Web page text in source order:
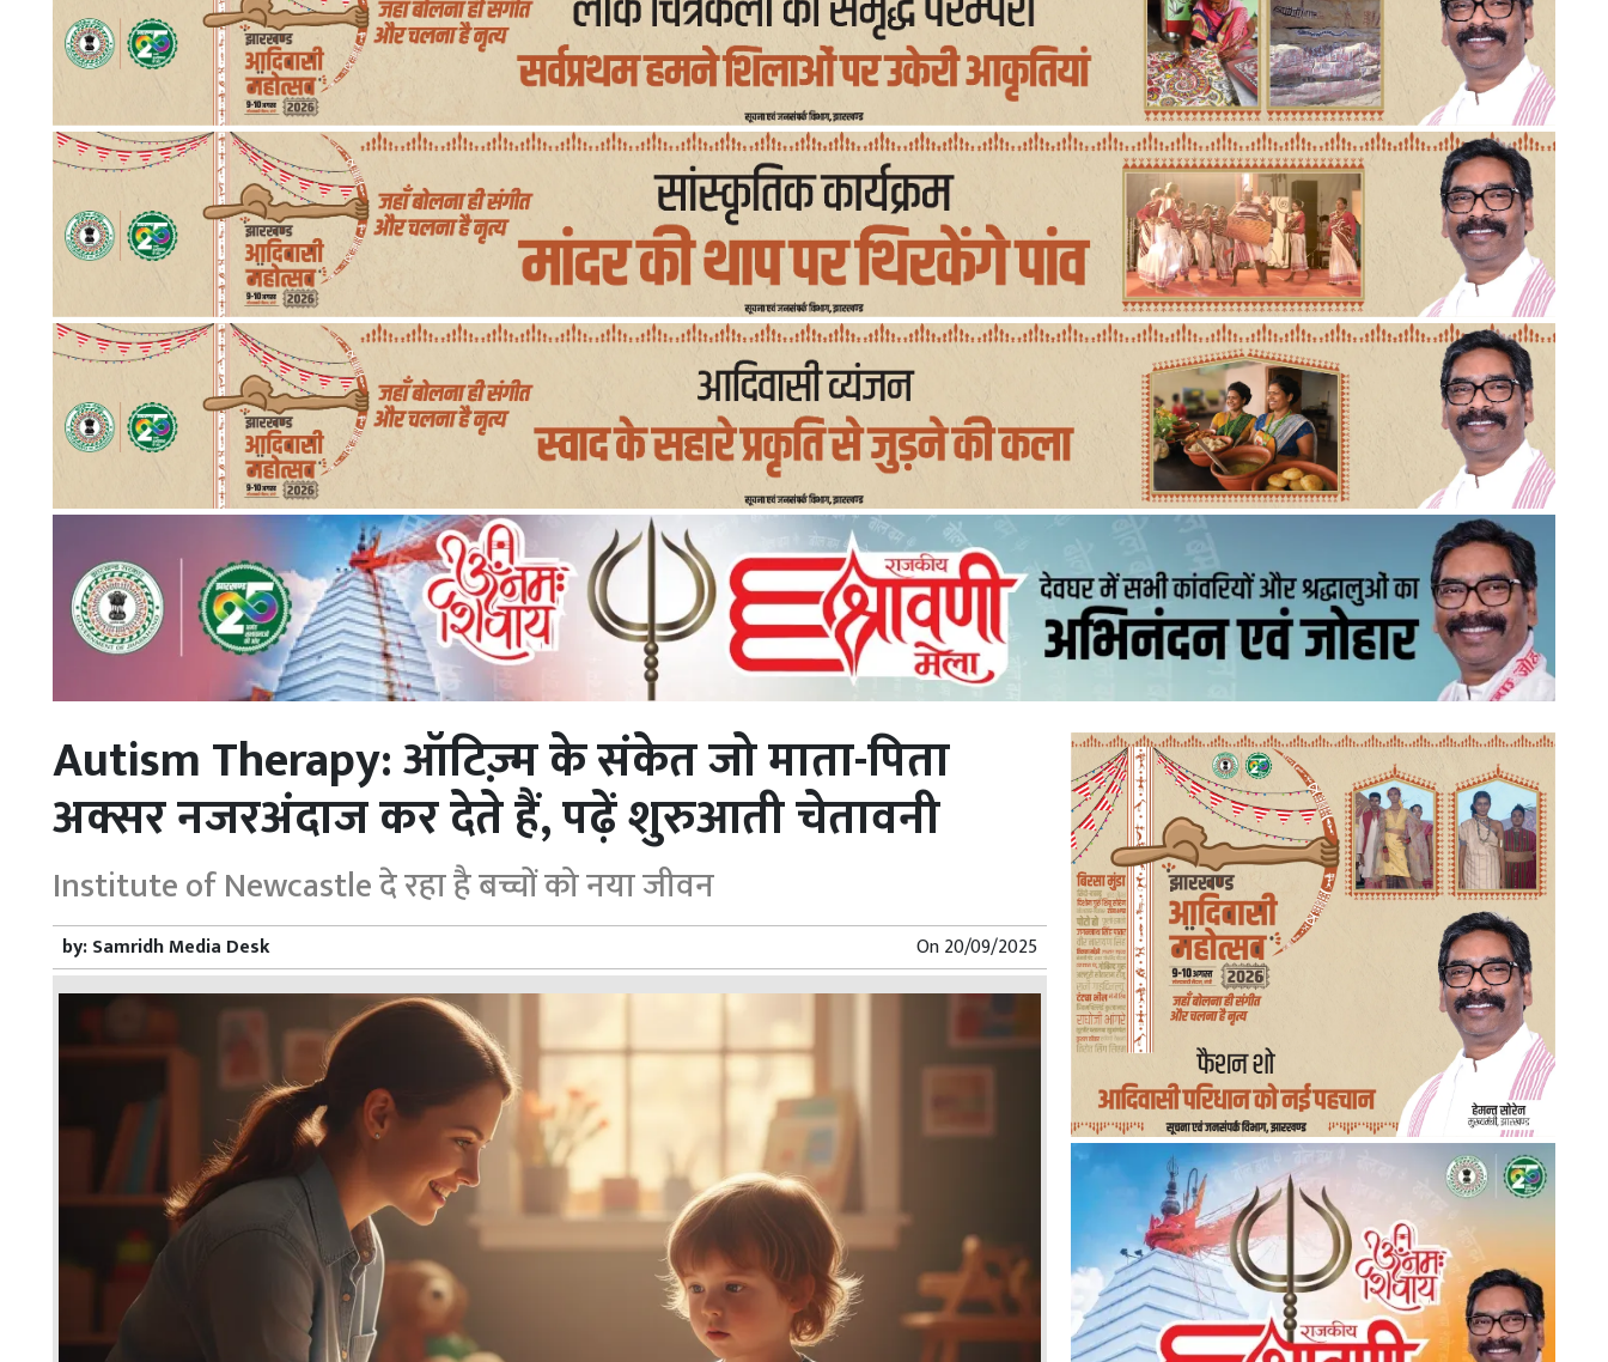
Autism Therapy: ऑटिज़्म के संकेत जो माता-पिता
अक्सर नजरअंदाज कर देते हैं, पढ़ें शुरुआती चेतावनी
Institute of Newcastle दे रहा है बच्चों को नया जीवन
by:Samridh Media Desk On20/09/2025